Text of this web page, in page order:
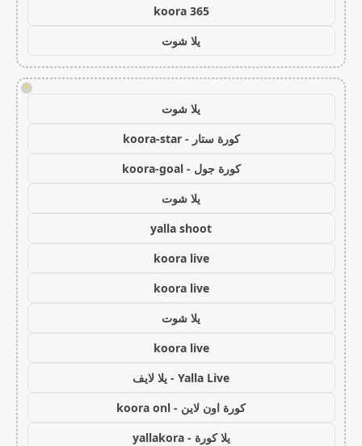
koora 365
يلا شوت
!
يلا شوت
كورة ستار - koora-star
كورة جول - koora-goal
يلا شوت
yalla shoot
koora live
koora live
يلا شوت
koora live
Yalla Live - يلا لايف
كورة اون لاين - koora onl
يلا كورة - yallakora